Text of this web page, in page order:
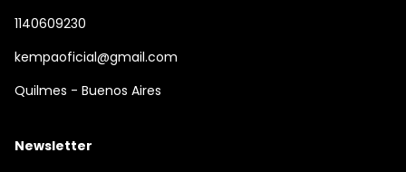
1140609230
kempaoficial@gmail.com
Quilmes - Buenos Aires
Newsletter